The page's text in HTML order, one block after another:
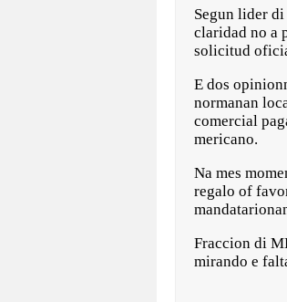
Segun lider
claridad no a
solicitud
E dos
normanan
comercial
mericano.
Na mes
regalo of
Fraccion di
mirando e